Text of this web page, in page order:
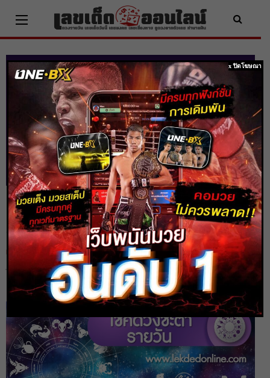
content
ดูดวงรายวัน ประจำวัน เสาร์ ที่ 26 มีนาคม
2565
Home ดวงรายวัน ดูดวงรายวัน ประจำวัน เสาร์ ที่ 26 มีนาคม 2565
heng99 26 มี.ค. 2022
x ปิดโฆษณา